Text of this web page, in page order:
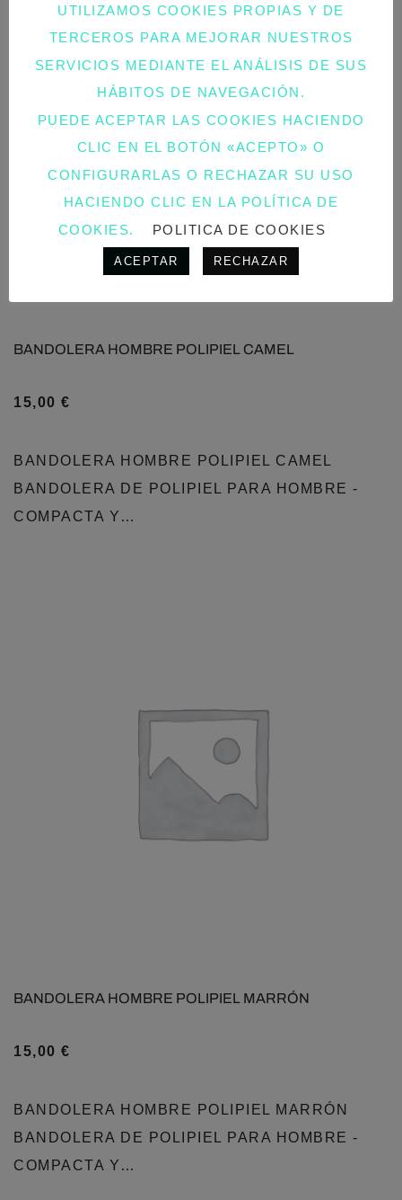
BANDOLERA HOMBRE POLIPIEL CAMEL
15,00 €
BANDOLERA HOMBRE POLIPIEL CAMEL
BANDOLERA DE POLIPIEL PARA HOMBRE -
COMPACTA Y…
BANDOLERA HOMBRE POLIPIEL MARRÓN
15,00 €
BANDOLERA HOMBRE POLIPIEL MARRÓN
BANDOLERA DE POLIPIEL PARA HOMBRE -
COMPACTA Y…
UTILIZAMOS COOKIES PROPIAS Y DE
TERCEROS PARA MEJORAR NUESTROS
SERVICIOS MEDIANTE EL ANÁLISIS DE SUS
HÁBITOS DE NAVEGACIÓN.
PUEDE ACEPTAR LAS COOKIES HACIENDO
CLIC EN EL BOTÓN «ACEPTO» O
CONFIGURARLAS O RECHAZAR SU USO
HACIENDO CLIC EN LA POLÍTICA DE
COOKIES.
POLITICA DE COOKIES
ACEPTAR RECHAZAR